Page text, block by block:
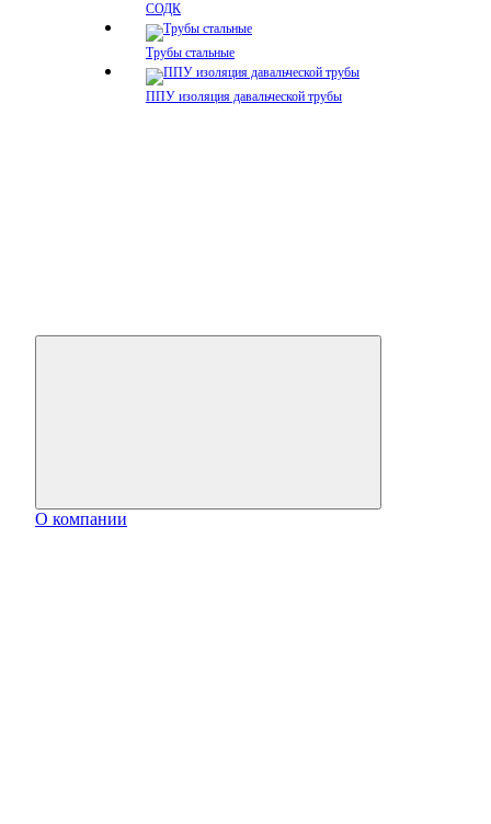
СОДК
Трубы стальные
ППУ изоляция давальческой трубы
О компании